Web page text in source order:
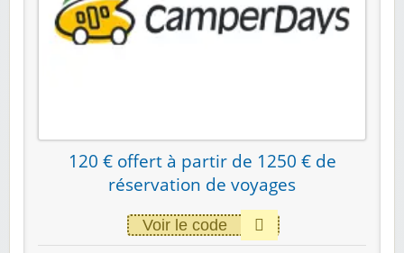
120 € offert à partir de 1250 € de
réservation de voyages
Voir le code